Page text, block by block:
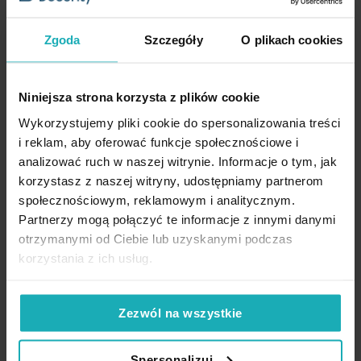
Zgoda Szczegóły O plikach cookies
Niniejsza strona korzysta z plików cookie
Wykorzystujemy pliki cookie do spersonalizowania treści
i reklam, aby oferować funkcje społecznościowe i
analizować ruch w naszej witrynie. Informacje o tym, jak
korzystasz z naszej witryny, udostępniamy partnerom
społecznościowym, reklamowym i analitycznym.
Partnerzy mogą połączyć te informacje z innymi danymi
otrzymanymi od Ciebie lub uzyskanymi podczas
korzystania z ich usług.
Zezwól na wszystkie
Dane techniczne
Więcej
informacji
SKU
402223
Rozmiar (szer. x dł.)
160 x 200 x 20 cm
Szerokość
160 cm
Długość
200 cm
Gumka
tak
Jednostka miary
szt.
Opis
Przyjemne w dotykuprześcieradło z miękkiego frotte to
gwarancja komfortowego snu. Wykonanez wysokiej jakości
tkaninyprześcieradło z gumkadopasowuje się do materaca
pozostaje w miejscuprzez całą noc. Dzięki wykorzystaniu
najlepszej bawełnyprześcieradło frotte marki Design 91
zachowuje swój kształt i kolor
bielizny pościelowej. W naszej ofercie dostępna jestszeroka gama
i rozmiarów, która pozwoli Ci dobraćidealne
do Twoich potrzeb i stylu.
Konserwacja
Suszyć w pozycji pionowej
Prasować w temperaturze do 110 stopni Celsjusza
High-contrast mode
Podobne produkty